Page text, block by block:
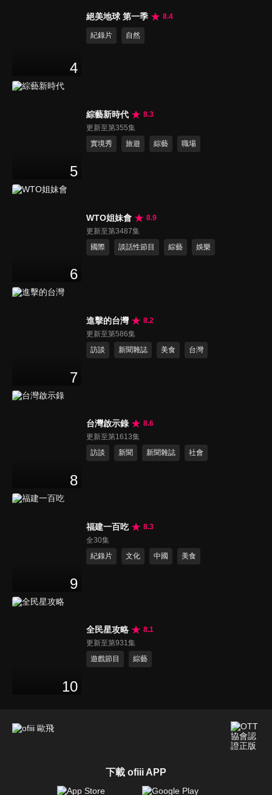
4
絕美地球 第一季 8.4
紀錄片 自然
5
綜藝新時代
8.3
更新至第355集
實境秀
旅遊 綜藝 職場
6
WTO姐妹會
8.9
更新至第3487集
國際
談話性節目 綜藝 娛樂
7
進擊的台灣
8.2
更新至第586集
訪談
新聞雜誌 美食 台灣
8
台灣啟示錄
8.6
更新至第1613集
訪談
新聞 新聞雜誌 社會
9
福建一百吃
8.3
全30集
紀錄片
文化 中國 美食
10
全民星攻略
8.1
更新至第931集
遊戲節目
綜藝
下載 ofiii APP